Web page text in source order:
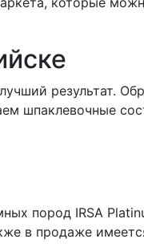
результат.
шпаклевочные
пород IRSA
в продаже